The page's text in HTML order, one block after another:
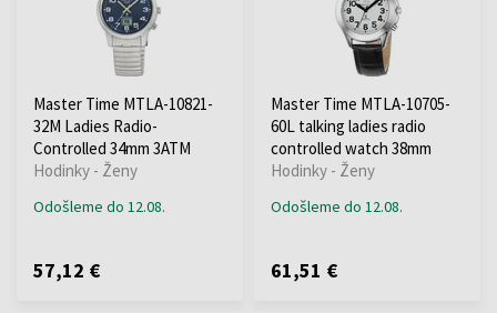
Master Time MTLA-10821-
32M Ladies Radio-
Controlled 34mm 3ATM
Hodinky - Ženy
Odošleme do 12.08.
57,12 €
Master Time MTLA-10705-
60L talking ladies radio
controlled watch 38mm
Hodinky - Ženy
Odošleme do 12.08.
61,51 €